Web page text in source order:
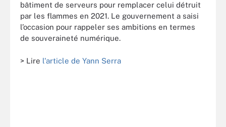
bâtiment de serveurs pour remplacer celui détruit
par les flammes en 2021. Le gouvernement a saisi
l’occasion pour rappeler ses ambitions en termes
de souveraineté numérique.
> Lire l'article de Yann Serra